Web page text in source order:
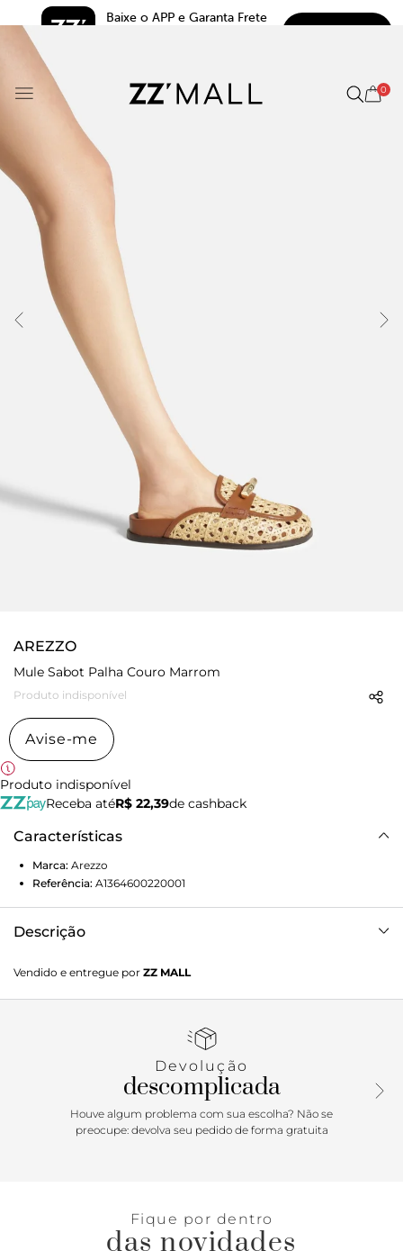
Baixe o APP e Garanta Frete
0
AREZZO
Mule Sabot Palha Couro Marrom
Produto indisponível
Avise-me
Produto indisponível
Receba atéR$ 22,39de cashback
Características
Marca: Arezzo
Referência: A1364600220001
Descrição
tem salto rasteiro, formato arredondado na ponta e
palmilha anatômica com gravação do nome da marca.
com tira em couro sobreposta e detalhe em metal dourado.
Vendido e entregue por ZZ MALL
Devolução
descomplicada
Houve algum problema com sua escolha? Não se
preocupe: devolva seu pedido de forma gratuita
Fique por dentro
das novidades